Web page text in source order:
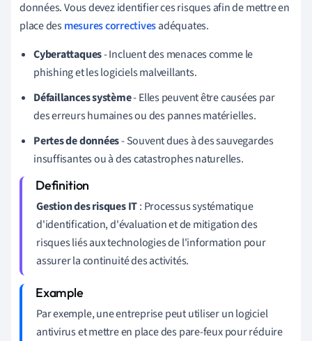
données. Vous devez identifier ces risques afin de mettre en
place desmesures correctivesadéquates.
Cyberattaques- Incluent des menaces comme le
phishing et les logiciels malveillants.
Défaillances système- Elles peuvent être causées par
des erreurs humaines ou des pannes matérielles.
Pertes de données- Souvent dues à des sauvegardes
insuffisantes ou à des catastrophes naturelles.
Gestion des risques IT: Processus systématique
d'identification, d'évaluation et de mitigation des
risques liés aux technologies de l'information pour
assurer la continuité des activités.
Par exemple, une entreprise peut utiliser un logiciel
antivirus et mettre en place des pare-feux pour réduire